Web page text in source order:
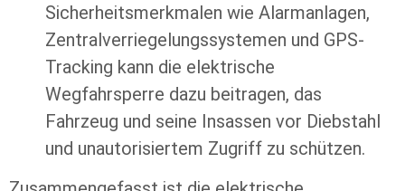
Sicherheitsmerkmalen wie Alarmanlagen,
Zentralverriegelungssystemen und GPS-
Tracking kann die elektrische
Wegfahrsperre dazu beitragen, das
Fahrzeug und seine Insassen vor Diebstahl
und unautorisiertem Zugriff zu schützen.